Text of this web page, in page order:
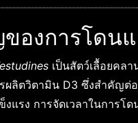
องการโดน
เป็นสัตว์เลื้อยคล
ผลิตวิตามิน D3 ซึ่งสำคัญต่
แรง การจัดเวลาในการโด